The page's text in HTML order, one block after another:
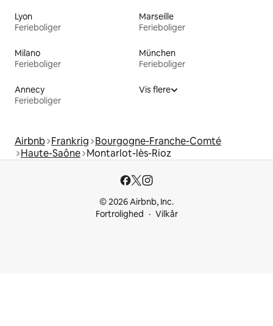
Lyon
Ferieboliger
Marseille
Ferieboliger
Milano
Ferieboliger
München
Ferieboliger
Annecy
Ferieboliger
Vis flere
Airbnb Frankrig Bourgogne-Franche-Comté
Haute-Saône Montarlot-lès-Rioz
© 2026 Airbnb, Inc.
Fortrolighed
Vilkår